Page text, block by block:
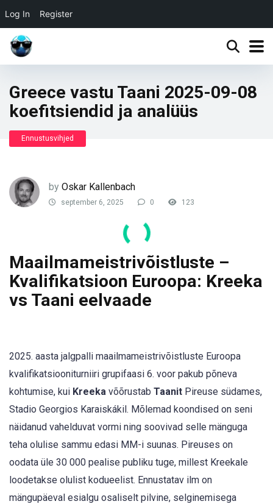
Log In Register
Greece vastu Taani 2025-09-08
koefitsiendid ja analüüs
Ennustusvihjed
by Oskar Kallenbach
september 6, 2025 0 123
Maailmameistrivõistluste –
Kvalifikatsioon Euroopa: Kreeka
vs Taani eelvaade
2025. aasta jalgpalli maailmameistrivõistluste Euroopa
kvalifikatsiooniturniiri grupifaasi 6. voor pakub põneva
kohtumise, kui Kreeka võõrustab Taanit Pireuse südames,
Stadio Georgios Karaiskákil. Mõlemad koondised on seni
näidanud vahelduvat vormi ning soovivad selle mänguga
teha olulise sammu edasi MM-i suunas. Pireuses on
oodata üle 30 000 pealise publiku tuge, millest Kreekale
loodetakse olulist kodueelist. Ennustatav ilm on
mängupäeval esialgu osaliselt pilvine, selginemisega